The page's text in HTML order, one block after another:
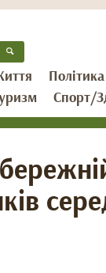
Політика
Спорт/